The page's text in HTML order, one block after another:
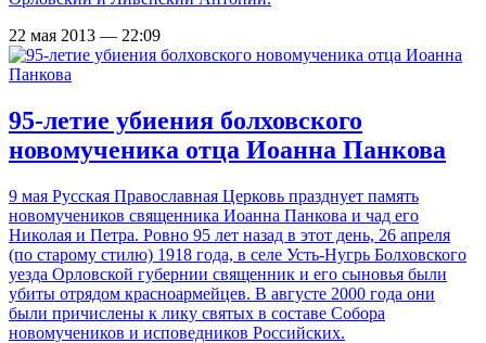
22 мая 2013 — 22:09
95-летие убиения болховского
новомученика отца Иоанна Панкова
9 мая Русская Православная Церковь празднует память
новомучеников священника Иоанна Панкова и чад его
Николая и Петра. Ровно 95 лет назад в этот день, 26 апреля
(по старому стилю) 1918 года, в селе Усть-Нугрь Болховского
уезда Орловской губернии священник и его сыновья были
убиты отрядом красноармейцев. В августе 2000 года они
были причислены к лику святых в составе Собора
новомучеников и исповедников Российских.